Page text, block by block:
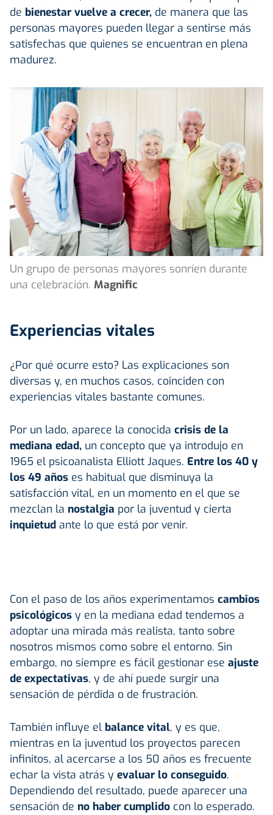
de bienestar vuelve a crecer, de manera que las
personas mayores pueden llegar a sentirse más
satisfechas que quienes se encuentran en plena
madurez.
Un grupo de personas mayores sonríen durante
una celebración. Magnific
Experiencias vitales
¿Por qué ocurre esto? Las explicaciones son
diversas y, en muchos casos, coinciden con
experiencias vitales bastante comunes.
Por un lado, aparece la conocida crisis de la
mediana edad, un concepto que ya introdujo en
1965 el psicoanalista Elliott Jaques. Entre los 40 y
los 49 años es habitual que disminuya la
satisfacción vital, en un momento en el que se
mezclan la nostalgia por la juventud y cierta
inquietud ante lo que está por venir.
Con el paso de los años experimentamos cambios
psicológicos y en la mediana edad tendemos a
adoptar una mirada más realista, tanto sobre
nosotros mismos como sobre el entorno. Sin
embargo, no siempre es fácil gestionar ese ajuste
de expectativas, y de ahí puede surgir una
sensación de pérdida o de frustración.
También influye el balance vital, y es que,
mientras en la juventud los proyectos parecen
infinitos, al acercarse a los 50 años es frecuente
echar la vista atrás y evaluar lo conseguido.
Dependiendo del resultado, puede aparecer una
sensación de no haber cumplido con lo esperado.